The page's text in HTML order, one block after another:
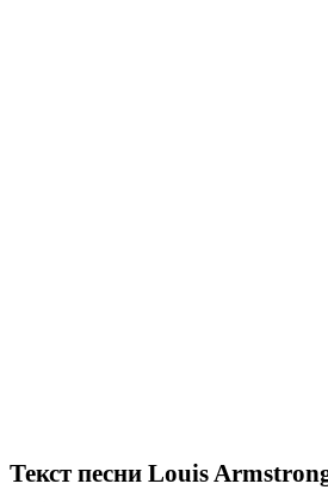
Текст песни Louis